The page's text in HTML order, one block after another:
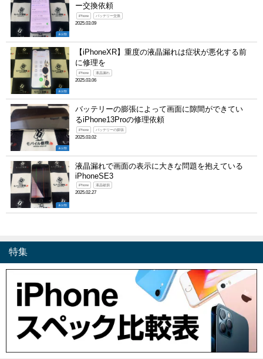
未分類
ー交換依頼
iPhone バッテリー交換
2025.03.09
未分類
【iPhoneXR】重度の液晶漏れは症状が悪化する前
に修理を
iPhone 液晶漏れ
2025.03.06
未分類
バッテリーの膨張によって画面に隙間ができてい
るiPhone13Proの修理依頼
iPhone バッテリーの膨張
2025.03.02
未分類
液晶漏れで画面の表示に大きな問題を抱えている
iPhoneSE3
iPhone 液晶破損
2025.02.27
特集